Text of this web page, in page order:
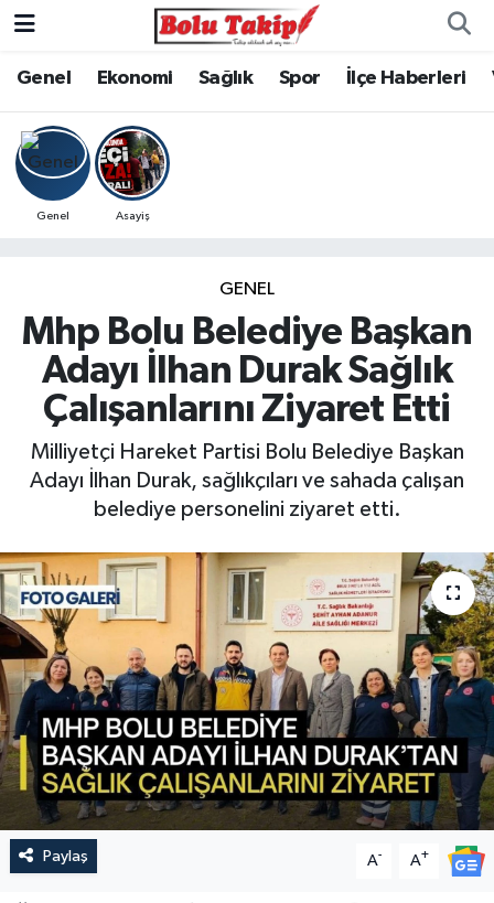
Genel Ekonomi Sağlık Spor İlçe Haberleri
Genel Asayiş
GENEL
Mhp Bolu Belediye Başkan
Adayı İlhan Durak Sağlık
Çalışanlarını Ziyaret Etti
Milliyetçi Hareket Partisi Bolu Belediye Başkan
Adayı İlhan Durak, sağlıkçıları ve sahada çalışan
belediye personelini ziyaret etti.
Paylaş A- A+